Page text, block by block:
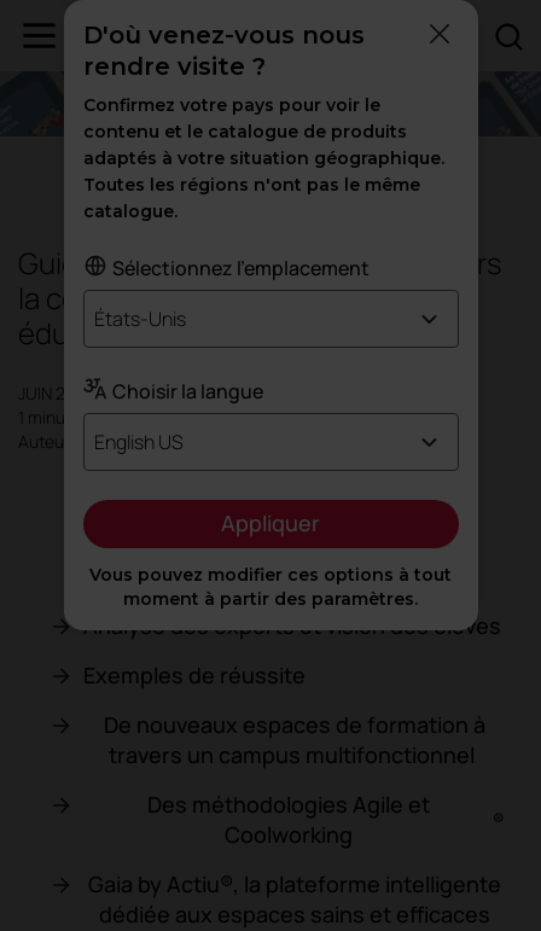
Éducation
Guide: Le voyage de l'Éducation, vers
la conception d'une nouvelle
éducation
JUIN 2021
1 minute
Auteur: Actiu
Le voyage de l'Éducation nous fait
parcourir le chemin suivant:
Analyse des experts et vision des élèves
Exemples de réussite
De nouveaux espaces de formation à
travers un campus multifonctionnel
Des méthodologies Agile et
Coolworking
®
Gaia by Actiu®, la plateforme intelligente
dédiée aux espaces sains et efficaces
D'où venez-vous nous
rendre visite ?
Confirmez votre pays pour voir le
contenu et le catalogue de produits
adaptés à votre situation géographique.
Toutes les régions n'ont pas le même
catalogue.
Sélectionnez l'emplacement
États-Unis
Choisir la langue
English US
Appliquer
Vous pouvez modifier ces options à tout
moment à partir des paramètres.